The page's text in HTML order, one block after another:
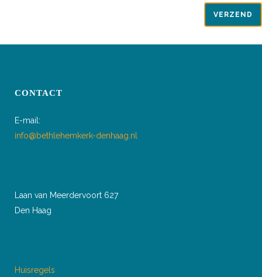
CONTACT
E-mail:
info@bethlehemkerk-denhaag.nl
Laan van Meerdervoort 627
Den Haag
Huisregels